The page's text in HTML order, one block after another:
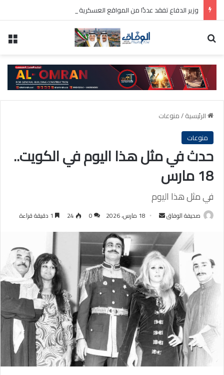
الرئيسية/منوعات
منوعات
حدث في مثل هذا اليوم في الكويت..
18 مارس
في مثل هذا اليوم
صحيفة الوفاق
أرسل
إلكترونيا
18 مارس، 2026 0
24